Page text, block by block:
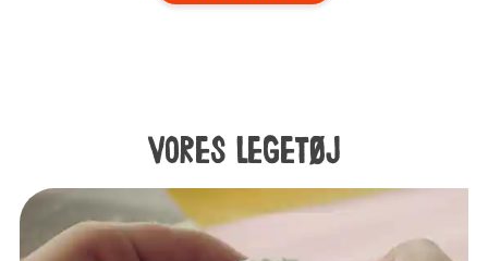
Vores legetøj